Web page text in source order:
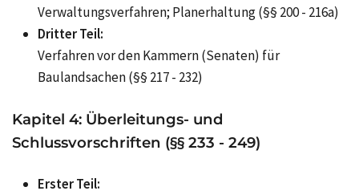
Verwaltungsverfahren; Planerhaltung (§§ 200 - 216a)
Dritter Teil:
Verfahren vor den Kammern (Senaten) für
Baulandsachen (§§ 217 - 232)
Kapitel 4: Überleitungs- und
Schlussvorschriften (§§ 233 - 249)
Erster Teil: